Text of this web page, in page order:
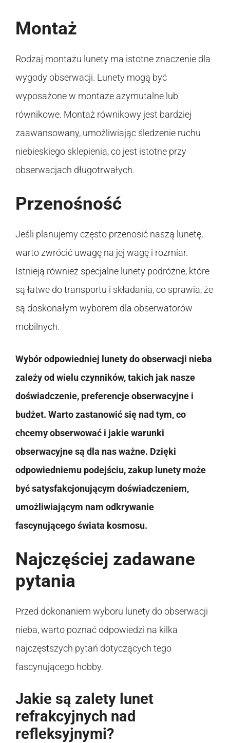
Montaż
Rodzaj montażu lunety ma istotne znaczenie dla
wygody obserwacji. Lunety mogą być
wyposażone w montaże azymutalne lub
równikowe. Montaż równikowy jest bardziej
zaawansowany, umożliwiając śledzenie ruchu
niebieskiego sklepienia, co jest istotne przy
obserwacjach długotrwałych.
Przenośność
Jeśli planujemy często przenosić naszą lunetę,
warto zwrócić uwagę na jej wagę i rozmiar.
Istnieją również specjalne lunety podróżne, które
są łatwe do transportu i składania, co sprawia, że
są doskonałym wyborem dla obserwatorów
mobilnych.
Wybór odpowiedniej lunety do obserwacji nieba
zależy od wielu czynników, takich jak nasze
doświadczenie, preferencje obserwacyjne i
budżet. Warto zastanowić się nad tym, co
chcemy obserwować i jakie warunki
obserwacyjne są dla nas ważne. Dzięki
odpowiedniemu podejściu, zakup lunety może
być satysfakcjonującym doświadczeniem,
umożliwiającym nam odkrywanie
fascynującego świata kosmosu.
Najczęściej zadawane
pytania
Przed dokonaniem wyboru lunety do obserwacji
nieba, warto poznać odpowiedzi na kilka
najczęstszych pytań dotyczących tego
fascynującego hobby.
Jakie są zalety lunet
refrakcyjnych nad
refleksyjnymi?